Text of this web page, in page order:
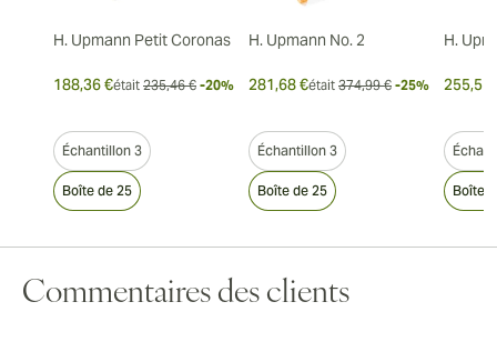
H. Upmann Petit Coronas
188,36 €était 235,46 € -20%
Échantillon 3
Boîte de 25
H. Upmann No. 2
281,68 €était 374,99 € -25%
Échantillon 3
Boîte de 25
H.
255,51
Boîte
Commentaires des clients